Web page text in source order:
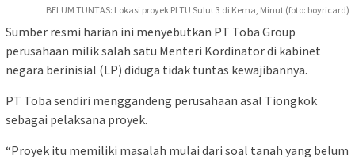
BELUM TUNTAS: Lokasi proyek PLTU Sulut 3 di Kema, Minut (foto: boyricard)
Sumber resmi harian ini menyebutkan PT Toba Group
perusahaan milik salah satu Menteri Kordinator di kabinet
negara berinisial (LP) diduga tidak tuntas kewajibannya.
PT Toba sendiri menggandeng perusahaan asal Tiongkok
sebagai pelaksana proyek.
“Proyek itu memiliki masalah mulai dari soal tanah yang belum